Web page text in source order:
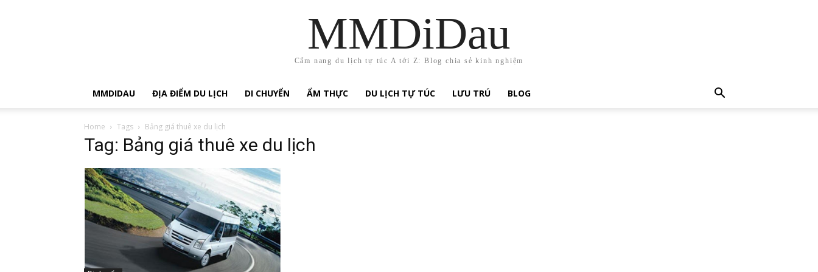
MMDiDau
Cẩm nang du lịch tự túc A tới Z: Blog chia sẻ kinh nghiệm
MMDIDAU ĐỊA ĐIỂM DU LỊCH DI CHUYỂN ẨM THỰC DU LỊCH TỰ TÚC LƯU TRÚ BLOG
Home Tags Bảng giá thuê xe du lịch
Tag: Bảng giá thuê xe du lịch